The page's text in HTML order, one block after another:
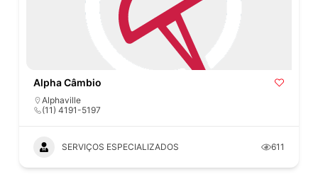
Alpha Câmbio
Alphaville
(11) 4191-5197
SERVIÇOS ESPECIALIZADOS 611